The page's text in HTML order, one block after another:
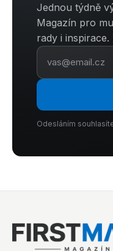
Jednou týdně
Magazín pro
rady i inspirace.
Odesláním